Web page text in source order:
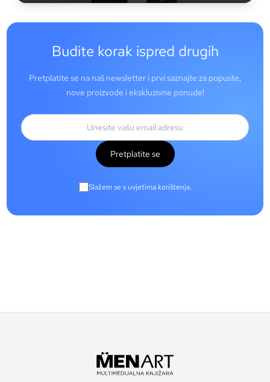
Budite korak ispred drugih
Pretplatite se na naš newsletter i prvi saznajte za popuste,
nove proizvode i ekskluzivne ponude!
Pretplatite se
Slažem se s uvjetima korištenja.